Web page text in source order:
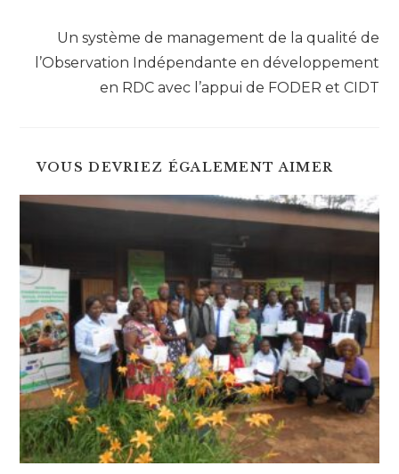
Un système de management de la qualité de
l’Observation Indépendante en développement
en RDC avec l’appui de FODER et CIDT
VOUS DEVRIEZ ÉGALEMENT AIMER